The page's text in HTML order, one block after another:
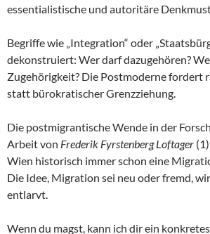
essentialistische und autoritäre
Begriffe wie „Integration“ oder
dekonstruiert: Wer darf dazugehören?
Zugehörigkeit? Die Postmoderne fordert
statt bürokratischer Grenzziehung.
Die postmigrantische Wende in der
Arbeit von Frederik Fyrstenberg Loftager
Wien historisch immer schon eine
Die Idee, Migration sei neu oder fremd,
entlarvt.
Wenn du magst, kann ich dir ein